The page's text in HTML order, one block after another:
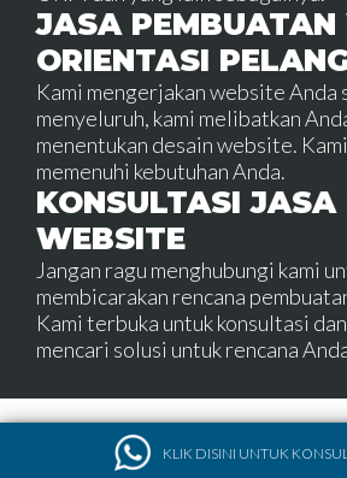
JASA PEMBUATAN
ORIENTASI
Kami mengerjakan website Anda
menyeluruh, kami melibatkan
menentukan desain website.
memenuhi kebutuhan Anda.
KONSULTASI JASA
WEBSITE
Jangan ragu menghubungi kami
membicarakan rencana
Kami terbuka untuk konsultasi
mencari solusi untuk rencana
KLIK DISINI UNTUK